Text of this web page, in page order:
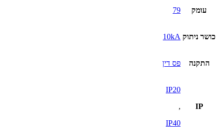
עומק 79
כושר ניתוק 10kA
התקנה פס דין
IP
IP20
,
IP40